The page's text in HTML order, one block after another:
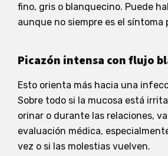
fino, gris o blanquecino. Puede
aunque no siempre es el síntoma
Picazón intensa con flujo
Esto orienta más hacia una
Sobre todo si la mucosa está
orinar o durante las relaciones,
evaluación médica,
vez o si las molestias vuelven.